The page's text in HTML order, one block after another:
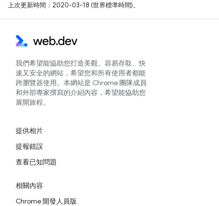
上次更新時間：2020-03-18 (世界標準時間)。
我們希望能協助您打造美觀、容易存取、快
速又安全的網站，希望您和所有使用者都能
跨瀏覽器使用。本網站是 Chrome 團隊成員
和外部專家撰寫的介紹內容，希望能協助您
展開旅程。
提供相片
提報錯誤
查看已知問題
相關內容
Chrome 開發人員版